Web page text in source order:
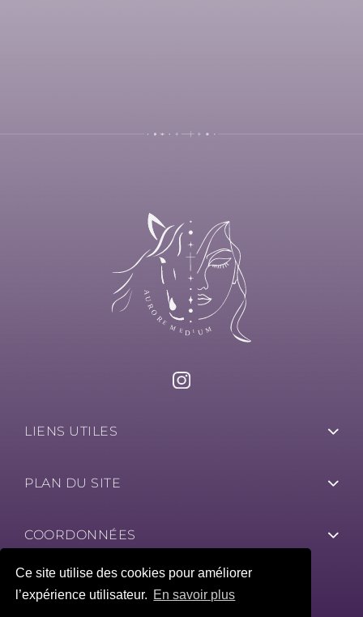
Ce site utilise des cookies pour améliorer
l’expérience utilisateur. En savoir plus
LIENS UTILES
PLAN DU SITE
COORDONNÉES